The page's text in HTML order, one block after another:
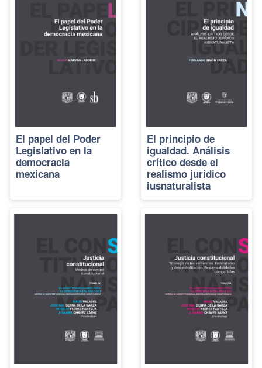
El papel del Poder
Legislativo en la
democracia
mexicana
El principio de
igualdad. Análisis
crítico desde el
realismo jurídico
iusnaturalista